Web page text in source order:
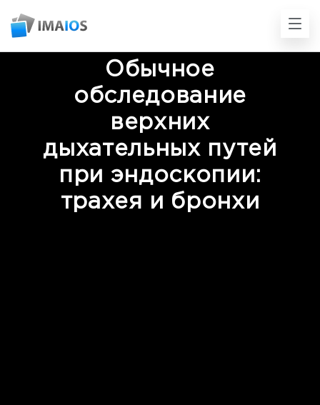
Обычное
обследование
верхних
дыхательных путей
при эндоскопии:
трахея и бронхи